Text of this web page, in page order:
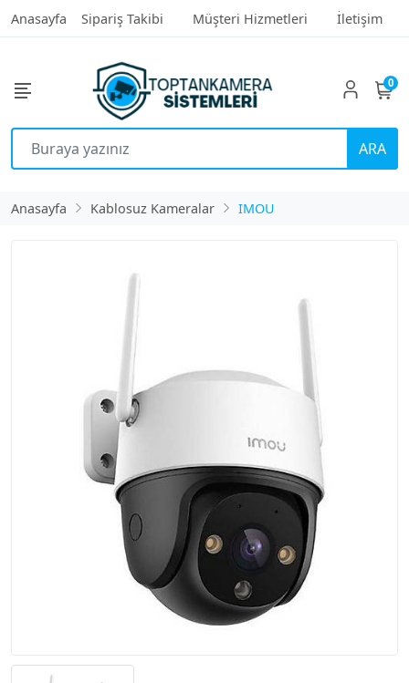
Anasayfa Sipariş Takibi Müşteri Hizmetleri İletişim
ARA
0
Anasayfa Kablosuz Kameralar IMOU